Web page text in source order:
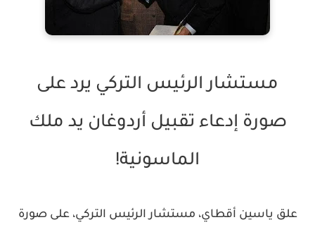
مستشار الرئيس التركي يرد على
صورة إدعاء تقبيل أردوغان يد ملك
الماسونية!
علق ياسين أقطاي، مستشار الرئيس التركي، على صورة